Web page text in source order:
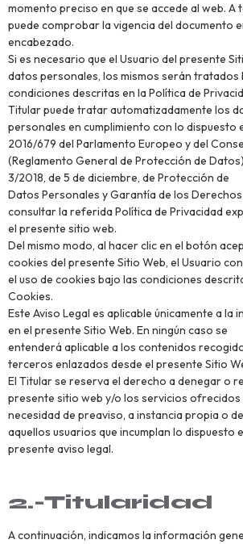
momento preciso en que se accede al web.
puede comprobar la vigencia del documento
encabezado.
Si es necesario que el Usuario del presente
datos personales, los mismos serán tratados
condiciones descritas en la Política de
Titular puede tratar automatizadamente los
personales en cumplimiento con lo dispuesto
2016/679 del Parlamento Europeo y del
(Reglamento General de Protección de
3/2018, de 5 de diciembre, de Protección de
Datos Personales y Garantía de los Derechos
consultar la referida Política de Privacidad
el presente sitio web.
Del mismo modo, al hacer clic en el botón
cookies del presente Sitio Web, el Usuario
el uso de cookies bajo las condiciones
Cookies.
Este Aviso Legal es aplicable únicamente a la
en el presente Sitio Web. En ningún caso se
entenderá aplicable a los contenidos
terceros enlazados desde el presente Sitio
El Titular se reserva el derecho a denegar o
presente sitio web y/o los servicios ofrecidos
necesidad de preaviso, a instancia propia o
aquellos usuarios que incumplan lo dispuesto
presente aviso legal.
2.-Titularidad
A continuación, indicamos la información